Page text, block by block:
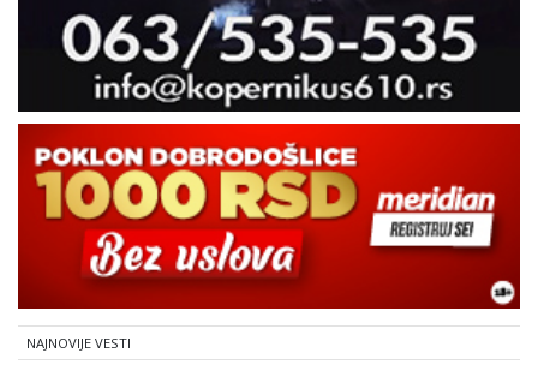
NAJNOVIJE VESTI